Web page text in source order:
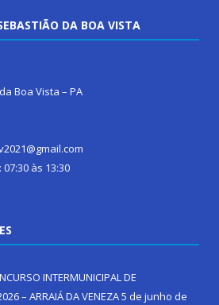
DA BOA VISTA
Boa Vista – PA
às 13:30
INTERMUNICIPAL DE
– ARRAIÁ DA VENEZA5 de junho de